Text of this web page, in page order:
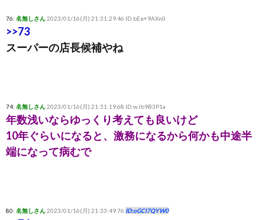
76: 名無しさん2023/01/16(月) 21:31:29.46 ID:bEe+9AXn0
>>73
スーパーの店長候補やね
74: 名無しさん2023/01/16(月) 21:31:19.68 ID:wJb9B3P1a
年数浅いならゆっくり考えても良いけど
10年ぐらいになると、激務になるから何かも中途半
端になって病むで
80: 名無しさん2023/01/16(月) 21:33:49.76 ID:oGCI7QYW0